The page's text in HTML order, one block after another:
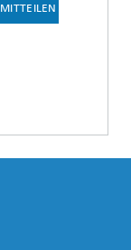
MITTEILEN